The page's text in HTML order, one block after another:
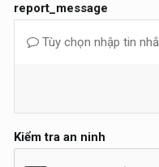
report_message
Tùy chọn nhập tin
Kiểm tra an ninh